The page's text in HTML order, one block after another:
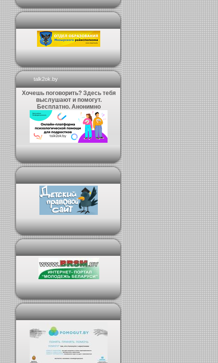
talk2ok.by
Хочешь поговорить? Здесь тебя
выслушают и помогут.
Бесплатно. Анонимно